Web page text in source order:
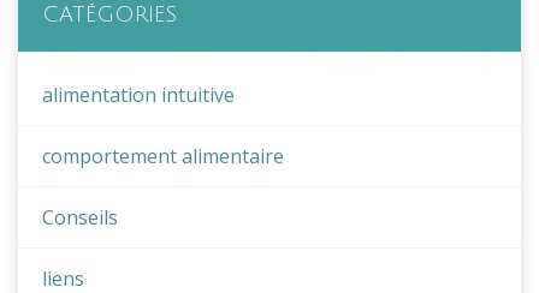
CATÉGORIES
alimentation intuitive
comportement alimentaire
Conseils
liens